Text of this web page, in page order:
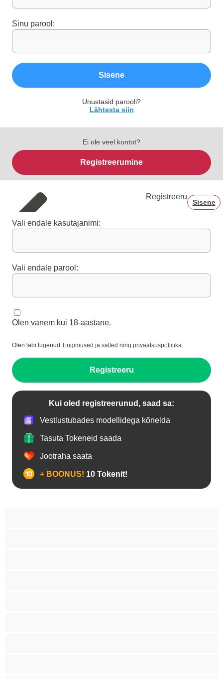
Sinu parool:
Sisene
Unustasid parooli?
Lähtesta siin
Ei ole veel kontot?
Registreerumine
Registreeru
Sisene
Vali endale kasutajanimi:
Vali endale parool:
Olen vanem kui 18-aastane.
Olen läbi lugenud Tingimused ja sätted ning privaatsuspoliitika.
Registreeru
Kui oled registreerunud, saad sa:
Vestlustubades modellidega kõnelda
Tasuta Tokeneid saada
Jootraha saata
+ BOONUS! 10 Tokenit!